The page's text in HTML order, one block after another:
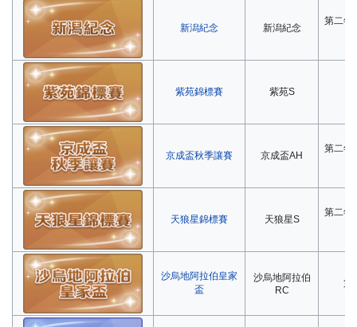
新潟紀念 新潟紀念
第二年
紫苑錦標賽 紫苑S
京成盃秋季讓賽 京成盃AH
第二年
天狼星錦標賽 天狼星S
第二年
沙烏地阿拉伯皇家
盃
沙烏地阿拉伯
RC
第